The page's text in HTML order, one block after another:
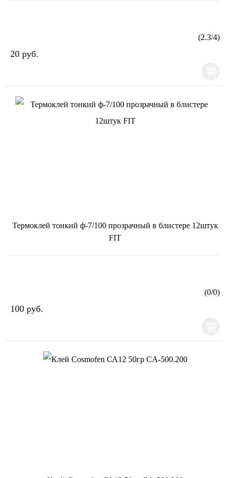
(2.3/4)
20 руб.
Термоклей тонкий ф-7/100 прозрачный в блистере 12штук
FIT
(0/0)
100 руб.